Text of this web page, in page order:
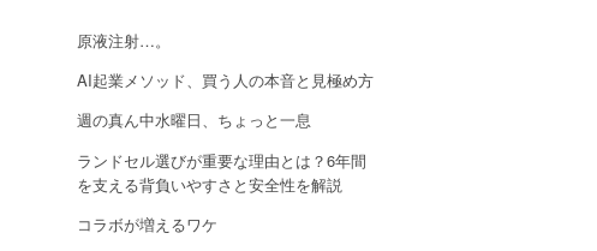
原液注射…。
AI起業メソッド、買う人の本音と見極め方
週の真ん中水曜日、ちょっと一息
ランドセル選びが重要な理由とは？6年間
を支える背負いやすさと安全性を解説
コラボが増えるワケ